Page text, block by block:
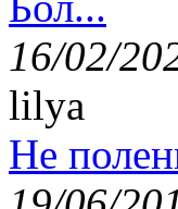
16/02/
lilya
Не